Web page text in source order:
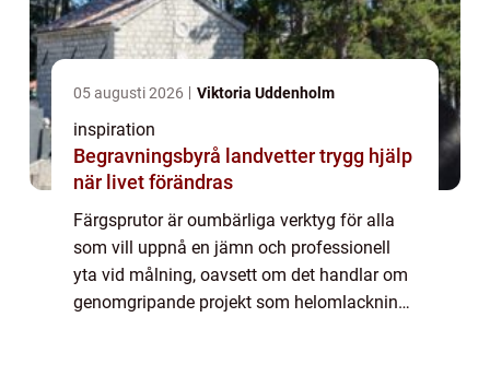
05 augusti 2026 Viktoria Uddenholm
inspiration
Begravningsbyrå landvetter trygg hjälp
när livet förändras
Färgsprutor är oumbärliga verktyg för alla
som vill uppnå en jämn och professionell
yta vid målning, oavsett om det handlar om
genomgripande projekt som helomlackning